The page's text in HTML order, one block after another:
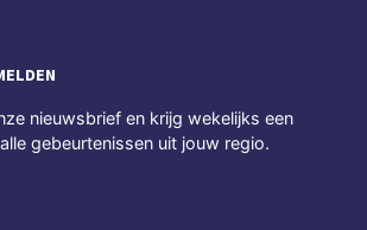
nieuwsbrief en krijg wekelijks een
gebeurtenissen uit jouw regio.